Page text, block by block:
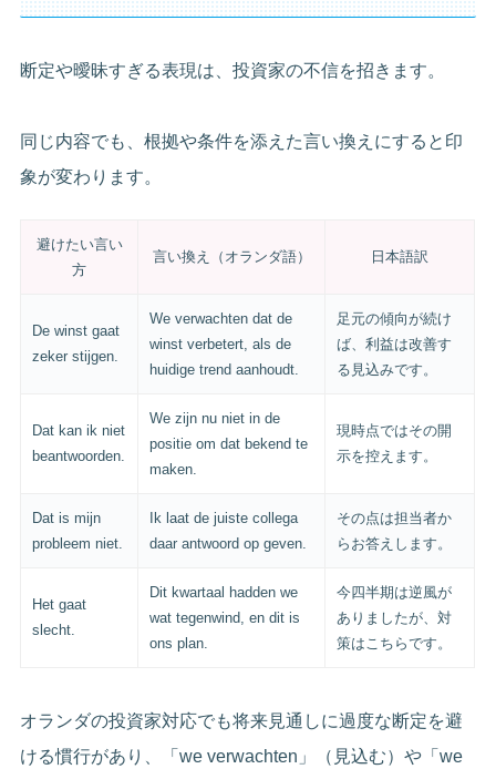
断定や曖昧すぎる表現は、投資家の不信を招きます。
同じ内容でも、根拠や条件を添えた言い換えにすると印
象が変わります。
避けたい言い
方
言い換え（オランダ語） 日本語訳
De winst gaat
zeker stijgen.
We verwachten dat de
winst verbetert, als de
huidige trend aanhoudt.
足元の傾向が続け
ば、利益は改善す
る見込みです。
Dat kan ik niet
beantwoorden.
We zijn nu niet in de
positie om dat bekend te
maken.
現時点ではその開
示を控えます。
Dat is mijn
probleem niet.
Ik laat de juiste collega
daar antwoord op geven.
その点は担当者か
らお答えします。
Het gaat
slecht.
Dit kwartaal hadden we
wat tegenwind, en dit is
ons plan.
今四半期は逆風が
ありましたが、対
策はこちらです。
オランダの投資家対応でも将来見通しに過度な断定を避
ける慣行があり、「we verwachten」（見込む）や「we